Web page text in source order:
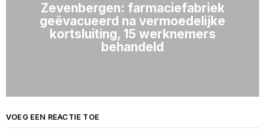
Zevenbergen: farmaciefabriek
geëvacueerd na vermoedelijke
kortsluiting, 15 werknemers
behandeld
VOEG EEN REACTIE TOE